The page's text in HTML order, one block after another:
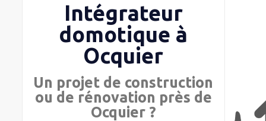
Intégrateur
domotique à
Ocquier
Un projet de construction
ou de rénovation près de
Ocquier ?